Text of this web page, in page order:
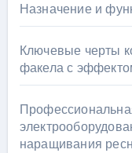
Назначение и
Ключевые черты
факела с
наращивания